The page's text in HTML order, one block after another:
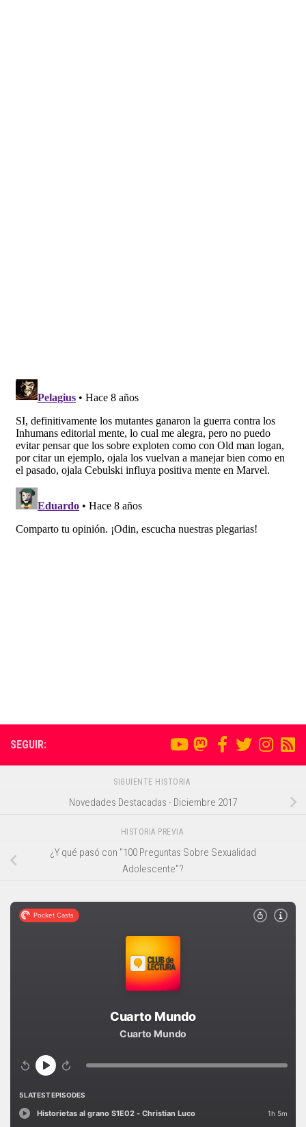
SEGUIR:
SIGUIENTE HISTORIA
Novedades Destacadas - Diciembre 2017
HISTORIA PREVIA
¿Y qué pasó con "100 Preguntas Sobre Sexualidad
Adolescente"?